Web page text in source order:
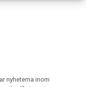
nyheterna inom